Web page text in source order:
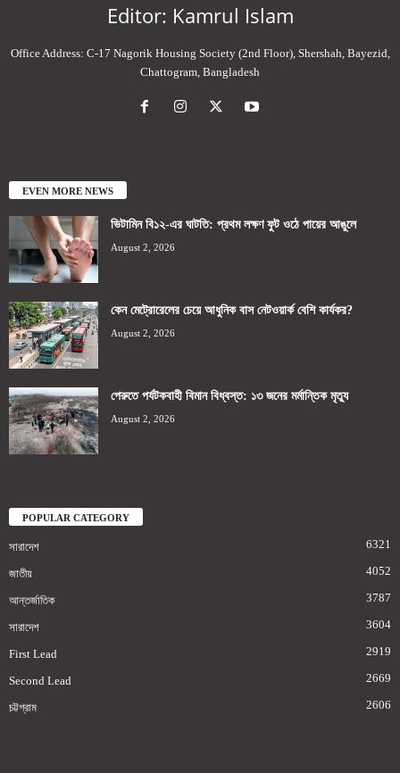
Editor: Kamrul Islam
Office Address: C-17 Nagorik Housing Society (2nd Floor), Shershah, Bayezid,
Chattogram, Bangladesh
EVEN MORE NEWS
ভিটামিন বি১২-এর ঘাটতি: প্রথম লক্ষণ ফুট ওঠে পায়ের আঙুলে
August 2, 2026
কেন মেট্রোরেলের চেয়ে আধুনিক বাস নেটওয়ার্ক বেশি কার্যকর?
August 2, 2026
পেরুতে পর্যটকবাহী বিমান বিধ্বস্ত: ১৩ জনের মর্মান্তিক মৃত্যু
August 2, 2026
POPULAR CATEGORY
সারাদেশ 6321
জাতীয় 4052
আন্তর্জাতিক 3787
সারাদেশ 3604
First Lead 2919
Second Lead 2669
চট্টগ্রাম 2606